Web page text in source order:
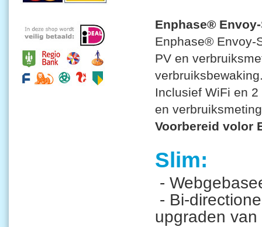
Enphase®
Enphase® Envoy-
PV en
Inclusief WiFi en
en
Voorbereid volor
Slim:
-
- Bi-
upgraden